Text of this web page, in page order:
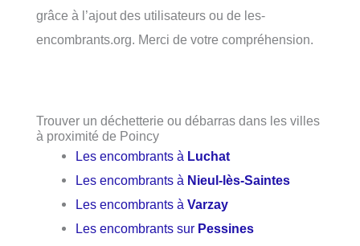
grâce à l’ajout des utilisateurs ou de les-
encombrants.org. Merci de votre compréhension.
Trouver un déchetterie ou débarras dans les villes
à proximité de Poincy
Les encombrants à Luchat
Les encombrants à Nieul-lès-Saintes
Les encombrants àVarzay
Les encombrants sur Pessines